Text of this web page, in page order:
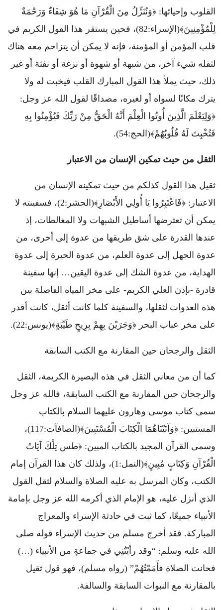
القلوب وإحيائها: ﴿وَنُنَزِّلُ مِنَ الْقُرْآنِ مَا هُوَ شِفَاءٌ وَرَحْمَةٌ
لِلْمُؤْمِنِينَ﴾(الإسراء:82)، فحين يستقر هذا القول الكريم في
قلب المؤمن أو المؤمنة، فإنه لا يمكن أن يتزاحم معه هناك
لثقله شيء آخر، من شبهة أو شهوة أو نزغة أو نفثة أو غير
ذلك، حيث يملأ هذا القول المبارك القلب فيخبت له ولا
يترك مكانًا لسواه أو لغيره، مصداقًا لقول الله عز وجل:
﴿وَلِيَعْلَمَ الَّذِينَ أُوتُوا الْعِلْمَ أَنَّهُ الْحَقُّ مِنْ رَبِّكَ فَيُؤْمِنُوا بِهِ
فَتُخْبِتَ لَهُ قُلُوبُهُمْ﴾(الحج:54).
الثقل من حيث تمكين الإنسان من الاعتبار
ثقيل هذا القول كذلكم من حيث تمكينه الإنسان من
الاعتبار: ﴿فَاعْتَبِرُوا يَا أُولِي الأَبْصَارِ﴾(الحشر:2)، فسفينته لا
يمكن أن تعترضها أساطيل الشبهات ولا المغالطات، إذ
عندها القدرة على شق طريقها من عدوة إلى أخرى، من
عدوة الجهل إلى عدوة العلم، من عدوة الحيرة إلى عدوة
الهداية، من عدوة الشك إلى عدوة اليقين… إنها سفينة
قادرة -بإذن العلي الكريم- على مخر المياه الفاصلة بين
هذه العدوات لثقلها، والسفينة كلما كانت أثقل، كانت أقدر
على مخر عباب البحر ﴿وَجَرَيْنَ بِهِمْ بِرِيحٍ طَيِّبَةٍ﴾(يونس:22).
الثقل والرجحان حين المقارنة مع الكتب السابقة
كما أن من معاني الثقل في هذه البصيرة الكريمة، الثقل
والرجحان حين المقارنة مع الكتب السابقة، فالله عز وجل
سمى كتاب موسى وهارون عليهما السلام بالكتاب
المستبين: ﴿وَآتَيْنَاهُمَا الْكِتَابَ الْمُسْتَبِينَ﴾(الصافآت:117)،
وسمى القرآن المجيد بالكتاب المبين: ﴿طس تِلْكَ آيَاتُ
الْقُرْآنِ وَكِتَابٍ مُبِينٍ﴾(النمل:1)، ولذلك كان هذا القرآن إمام
الكتب، وكان المرسل به عليه الصلاة والسلام لثقل القول
الذي أنزل عليه، هو الإمام الذي أكرمه الله عز وجل بإمامة
الأنبياء جميعًا، كما ثبت في حادثة الإسراء والمعراج
المباركة. فقد أخرج مسلم من حديث الإسراء قوله صلى
الله عليه وسلم: “وقد رأيْتُنِي في جماعةٍ من الأنبياء (…)
فحانت الصلاة فأَمَمْتُهُمْ” (رواه مسلم)، فهو قول ثقيل
بالمقارنة مع النبوات السابقة والسالفة.